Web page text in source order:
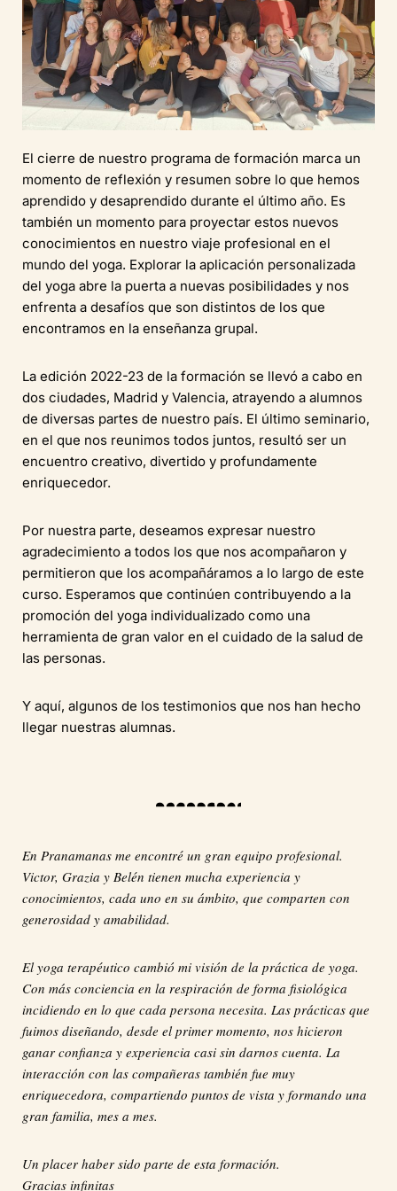
El cierre de nuestro programa de formación marca un
momento de reflexión y resumen sobre lo que hemos
aprendido y desaprendido durante el último año. Es
también un momento para proyectar estos nuevos
conocimientos en nuestro viaje profesional en el
mundo del yoga. Explorar la aplicación personalizada
del yoga abre la puerta a nuevas posibilidades y nos
enfrenta a desafíos que son distintos de los que
encontramos en la enseñanza grupal.
La edición 2022-23 de la formación se llevó a cabo en
dos ciudades, Madrid y Valencia, atrayendo a alumnos
de diversas partes de nuestro país. El último seminario,
en el que nos reunimos todos juntos, resultó ser un
encuentro creativo, divertido y profundamente
enriquecedor.
Por nuestra parte, deseamos expresar nuestro
agradecimiento a todos los que nos acompañaron y
permitieron que los acompañáramos a lo largo de este
curso. Esperamos que continúen contribuyendo a la
promoción del yoga individualizado como una
herramienta de gran valor en el cuidado de la salud de
las personas.
Y aquí, algunos de los testimonios que nos han hecho
llegar nuestras alumnas.
En Pranamanas me encontré un gran equipo profesional.
Victor, Grazia y Belén tienen mucha experiencia y
conocimientos, cada uno en su ámbito, que comparten con
generosidad y amabilidad.
El yoga terapéutico cambió mi visión de la práctica de yoga.
Con más conciencia en la respiración de forma fisiológica
incidiendo en lo que cada persona necesita. Las prácticas que
fuimos diseñando, desde el primer momento, nos hicieron
ganar confianza y experiencia casi sin darnos cuenta. La
interacción con las compañeras también fue muy
enriquecedora, compartiendo puntos de vista y formando una
gran familia, mes a mes.
Un placer haber sido parte de esta formación.
Gracias infinitas